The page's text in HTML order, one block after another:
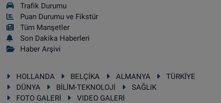
Trafik Durumu
Puan Durumu ve Fikstür
Tüm Manşetler
Son Dakika Haberleri
Haber Arşivi
HOLLANDA BELÇİKA ALMANYA
TÜRKİYE
DÜNYA
BİLİM-TEKNOLOJİ
SAĞLIK
FOTO GALERİ
VIDEO GALERİ